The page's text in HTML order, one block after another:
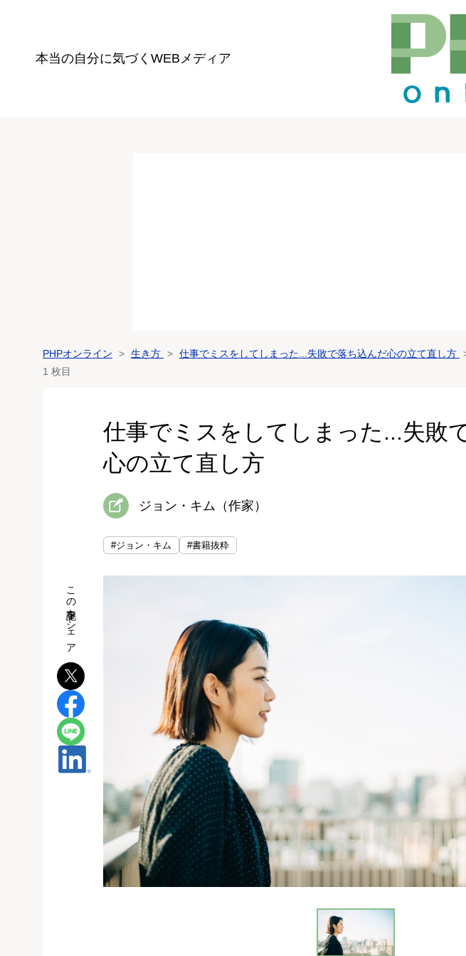
本当の自分に気づく WEBメディア
PHPオンライン 生き方 仕事でミスをしてしまった...失敗で落ち込んだ心の立て直し方
1 枚目
仕事でミスをしてしまった...失敗
心の立て直し方
ジョン・キム（作家）
#ジョン・キム #書籍抜粋
この記事をシェア